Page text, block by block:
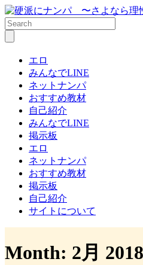
エロ
みんなでLINE
ネットナンパ
おすすめ教材
自己紹介
みんなでLINE
掲示板
エロ
ネットナンパ
おすすめ教材
掲示板
自己紹介
サイトについて
Month: 2月 2018